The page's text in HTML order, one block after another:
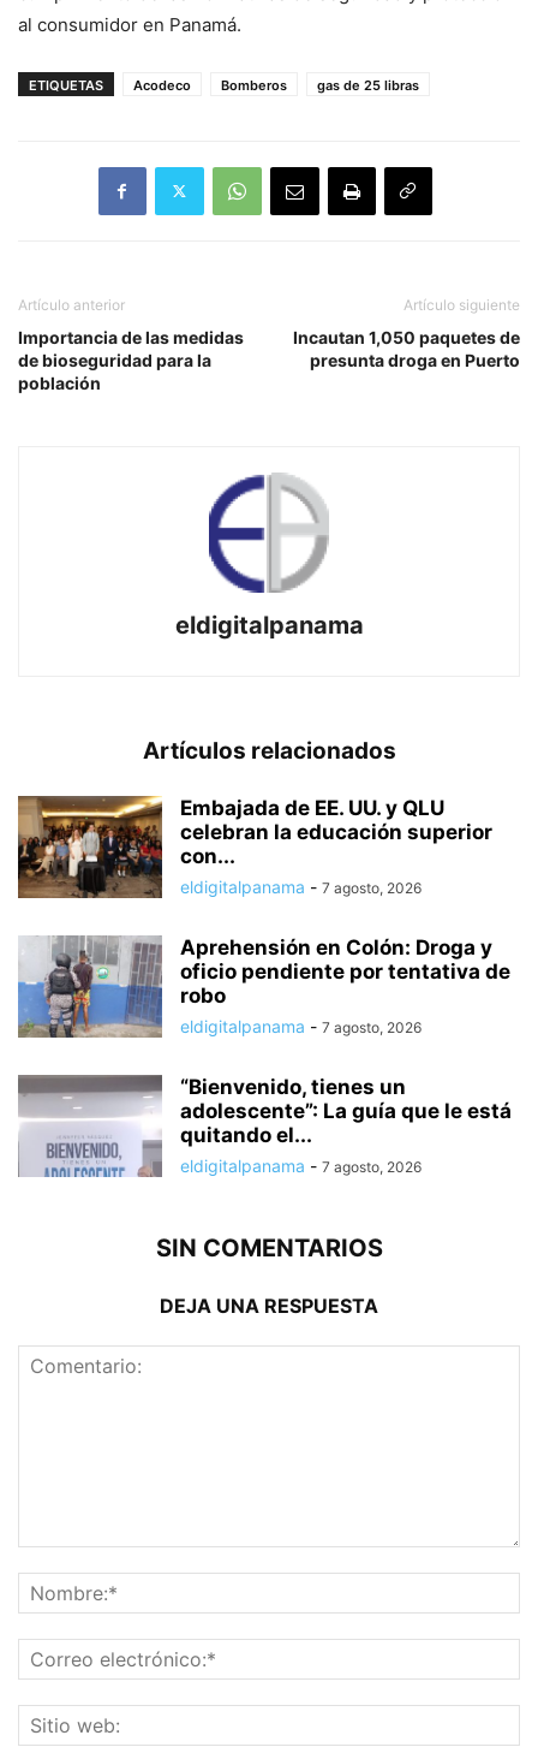
al consumidor en Panamá.
ETIQUETAS Acodeco Bomberos gas de 25 libras
Artículo anterior
Importancia de las medidas
de bioseguridad para la
población
Artículo siguiente
Incautan 1,050 paquetes de
presunta droga en Puerto
eldigitalpanama
Artículos relacionados
Embajada de EE. UU. y QLU
celebran la educación superior
con...
eldigitalpanama - 7 agosto, 2026
Aprehensión en Colón: Droga y
oficio pendiente por tentativa de
robo
eldigitalpanama - 7 agosto, 2026
“Bienvenido, tienes un
adolescente”: La guía que le está
quitando el...
eldigitalpanama - 7 agosto, 2026
SIN COMENTARIOS
DEJA UNA RESPUESTA